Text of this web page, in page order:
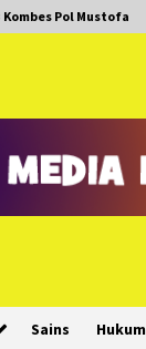
Kombes Pol Mustofa
Sains Hukum